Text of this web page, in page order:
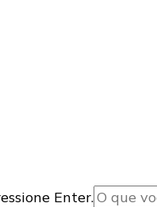
para pizzas,
Enter.